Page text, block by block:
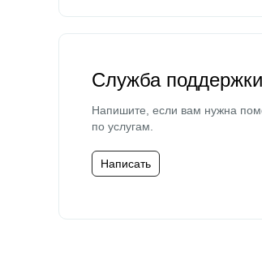
Служба поддержки
Напишите, если вам нужна
по услугам.
Написать